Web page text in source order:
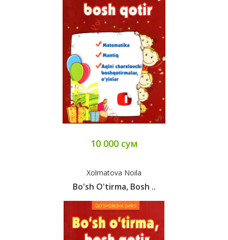
10 000 сум
Xolmatova Noila
Bo'sh O'tirma, Bosh ..